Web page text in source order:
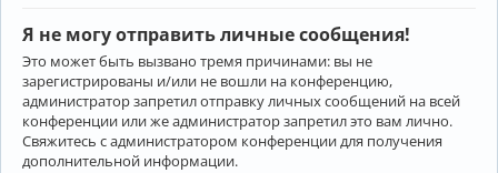
Я не могу отправить личные сообщения!
Это может быть вызвано тремя причинами: вы не
зарегистрированы и/или не вошли на конференцию,
администратор запретил отправку личных сообщений на всей
конференции или же администратор запретил это вам лично.
Свяжитесь с администратором конференции для получения
дополнительной информации.